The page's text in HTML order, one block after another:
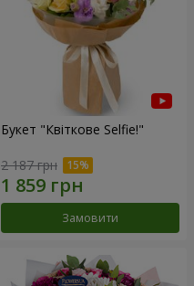
Букет "Квіткове Selfie!"
2 187 грн
Замовити